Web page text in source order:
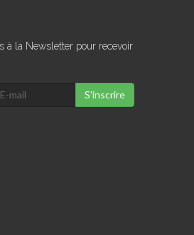
à la Newsletter pour recevoir
S'inscrire